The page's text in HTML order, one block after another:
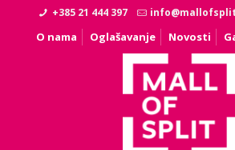
+385 21 444 397
O nama Oglašavanje Novosti